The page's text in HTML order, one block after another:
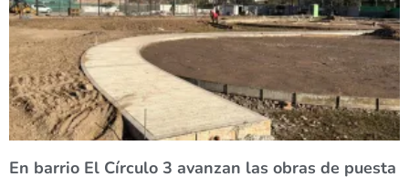
En barrio El Círculo 3 avanzan las obras de puesta